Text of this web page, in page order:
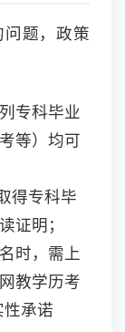
问题，政策
专科毕业
等）均可
得专科毕
证明；
时，需上
教学历考
承诺